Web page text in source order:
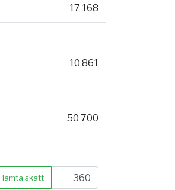
17 168
10 861
50 700
skatt